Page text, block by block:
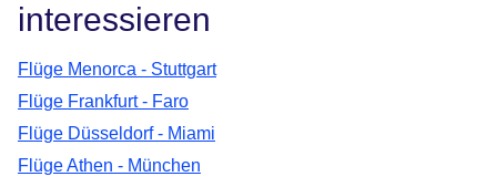
interessieren
Flüge Menorca - Stuttgart
Flüge Frankfurt - Faro
Flüge Düsseldorf - Miami
Flüge Athen - München